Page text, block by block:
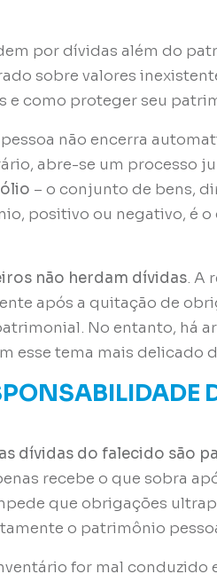
por dívidas além do
sobre valores
e como proteger seu
não encerra
abre-se um processo
– o conjunto de bens,
positivo ou negativo, é
não herdam dívidas. A
após a quitação de
No entanto, há
esse tema mais delicado
as dívidas do falecido são
recebe o que sobra
que obrigações
o patrimônio
for mal